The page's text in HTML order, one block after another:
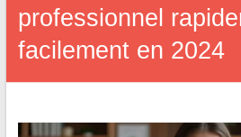
professionnel
facilement en 2024